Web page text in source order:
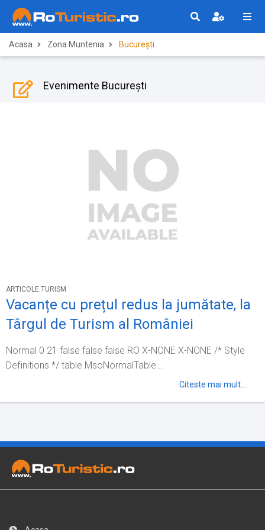
Acasa Zona Muntenia București
Evenimente București
ARTICOLE TURISM
Vacanțe cu prețul redus la jumătate, la
Târgul de Turism al României
Normal 0 21 false false false RO X-NONE X-NONE /* Style
Definitions */ table.MsoNormalTable...
Citeste mai mult...